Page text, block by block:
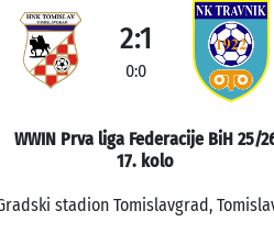
2:1
0:0
WWIN Prva liga Federacije BiH 25/
17. kolo
stadion Tomislavgrad,